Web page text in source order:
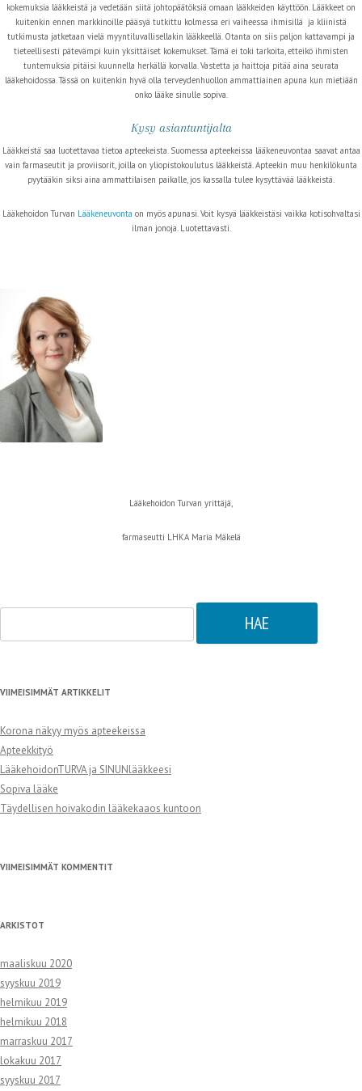
kokemuksia lääkkeistä ja vedetään siitä johtopäätöksiä omaan lääkkeiden käyttöön. Lääkkeet on
kuitenkin ennen markkinoille pääsyä tutkittu kolmessa eri vaiheessa ihmisillä ja kliinistä
tutkimusta jatketaan vielä myyntiluvallisellakin lääkkeellä. Otanta on siis paljon kattavampi ja
tieteellisesti pätevämpi kuin yksittäiset kokemukset. Tämä ei toki tarkoita, etteikö ihmisten
tuntemuksia pitäisi kuunnella herkällä korvalla. Vastetta ja haittoja pitää aina seurata
lääkehoidossa. Tässä on kuitenkin hyvä olla terveydenhuollon ammattiainen apuna kun mietiään
onko lääke sinulle sopiva.
Kysy asiantuntijalta
Lääkkeistä saa luotettavaa tietoa apteekeista. Suomessa apteekeissa lääkeneuvontaa saavat antaa
vain farmaseutit ja proviisorit, joilla on yliopistokoulutus lääkkeistä. Apteekin muu henkilökunta
pyytääkin siksi aina ammattilaisen paikalle, jos kassalla tulee kysyttävää lääkkeistä.
Lääkehoidon Turvan Lääkeneuvonta on myös apunasi. Voit kysyä lääkkeistäsi vaikka kotisohvaltasi
ilman jonoja. Luotettavasti.
Lääkehoidon Turvan yrittäjä,
farmaseutti LHKA Maria Mäkelä
Haku:
VIIMEISIMMÄT ARTIKKELIT
Korona näkyy myös apteekeissa
Apteekkityö
LääkehoidonTURVA ja SINUNlääkkeesi
Sopiva lääke
Täydellisen hoivakodin lääkekaaos kuntoon
VIIMEISIMMÄT KOMMENTIT
ARKISTOT
maaliskuu 2020
syyskuu 2019
helmikuu 2019
helmikuu 2018
marraskuu 2017
lokakuu 2017
syyskuu 2017